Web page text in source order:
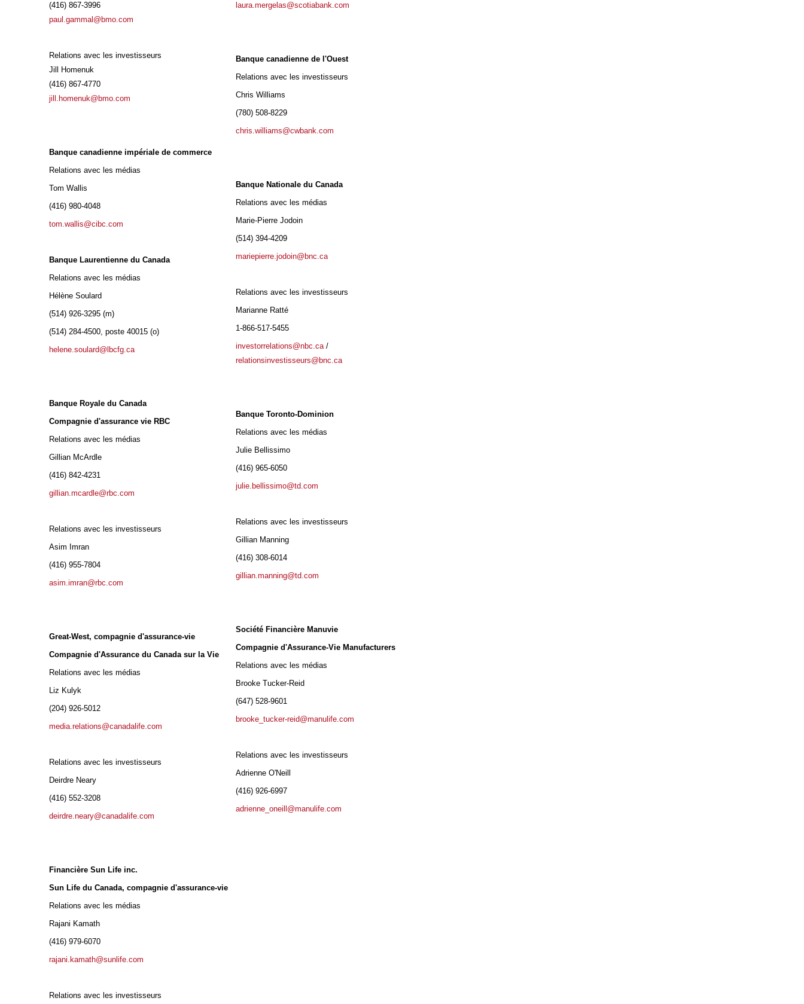
(416) 867-3996
paul.gammal@bmo.com
Relations avec les investisseurs
Jill Homenuk
(416) 867-4770
jill.homenuk@bmo.com
Banque canadienne impériale de commerce
Relations avec les médias
Tom Wallis
(416) 980-4048
tom.wallis@cibc.com
Banque Laurentienne du Canada
Relations avec les médias
Hélène Soulard
(514) 926-3295 (m)
(514) 284-4500, poste 40015 (o)
helene.soulard@lbcfg.ca
Banque Royale du Canada
Compagnie d'assurance vie RBC
Relations avec les médias
Gillian McArdle
(416) 842-4231
gillian.mcardle@rbc.com
Relations avec les investisseurs
Asim Imran
(416) 955-7804
asim.imran@rbc.com
Great-West, compagnie d'assurance-vie
Compagnie d'Assurance du Canada sur la Vie
Relations avec les médias
Liz Kulyk
(204) 926-5012
media.relations@canadalife.com
Relations avec les investisseurs
Deirdre Neary
(416) 552-3208
deirdre.neary@canadalife.com
Financière Sun Life inc.
Sun Life du Canada, compagnie d'assurance-vie
Relations avec les médias
Rajani Kamath
(416) 979-6070
rajani.kamath@sunlife.com
Relations avec les investisseurs
laura.mergelas@scotiabank.com
Banque canadienne de l'Ouest
Relations avec les investisseurs
Chris Williams
(780) 508-8229
chris.williams@cwbank.com
Banque Nationale du Canada
Relations avec les médias
Marie-Pierre Jodoin
(514) 394-4209
mariepierre.jodoin@bnc.ca
Relations avec les investisseurs
Marianne Ratté
1-866-517-5455
investorrelations@nbc.ca/
relationsinvestisseurs@bnc.ca
Banque Toronto-Dominion
Relations avec les médias
Julie Bellissimo
(416) 965-6050
julie.bellissimo@td.com
Relations avec les investisseurs
Gillian Manning
(416) 308-6014
gillian.manning@td.com
Société Financière Manuvie
Compagnie d'Assurance-Vie Manufacturers
Relations avec les médias
Brooke Tucker-Reid
(647) 528-9601
brooke_tucker-reid@manulife.com
Relations avec les investisseurs
Adrienne O'Neill
(416) 926-6997
adrienne_oneill@manulife.com